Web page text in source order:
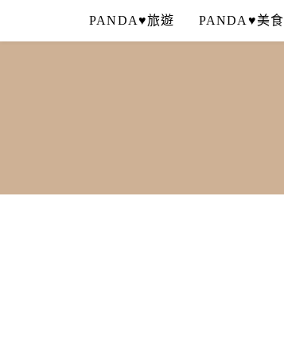
content
PANDA♥旅遊 PANDA♥美食